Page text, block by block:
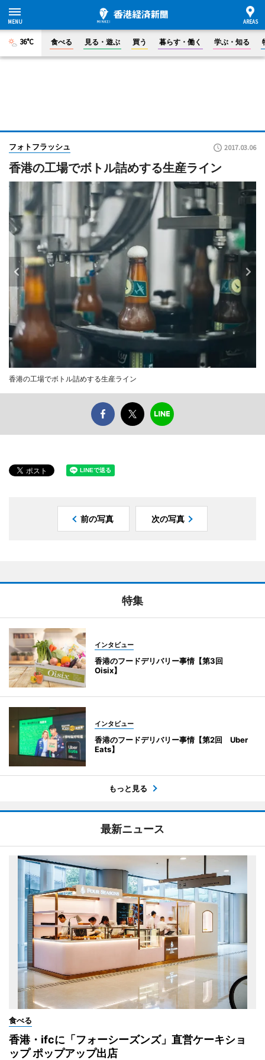
36°C 食べる 見る・遊ぶ 買う 暮らす・働く 学ぶ・知る
フォトフラッシュ 2017.03.06
香港の工場でボトル詰めする生産ライン
香港の工場でボトル詰めする生産ライン
前の写真 次の写真
特集
インタビュー
香港のフードデリバリー事情【第3回
Oisix】
インタビュー
香港のフードデリバリー事情【第2回 Uber
Eats】
もっと見る
最新ニュース
食べる
香港・ifcに「フォーシーズンズ」直営ケーキショ
ップ ポップアップ出店